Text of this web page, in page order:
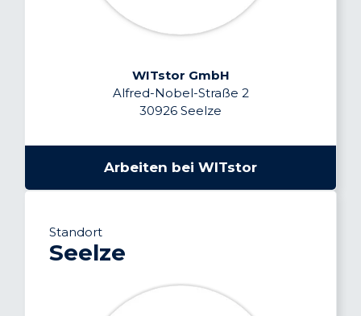
WITstor GmbH
Alfred-Nobel-Straße 2
30926 Seelze
Arbeiten bei WITstor
Standort
Seelze